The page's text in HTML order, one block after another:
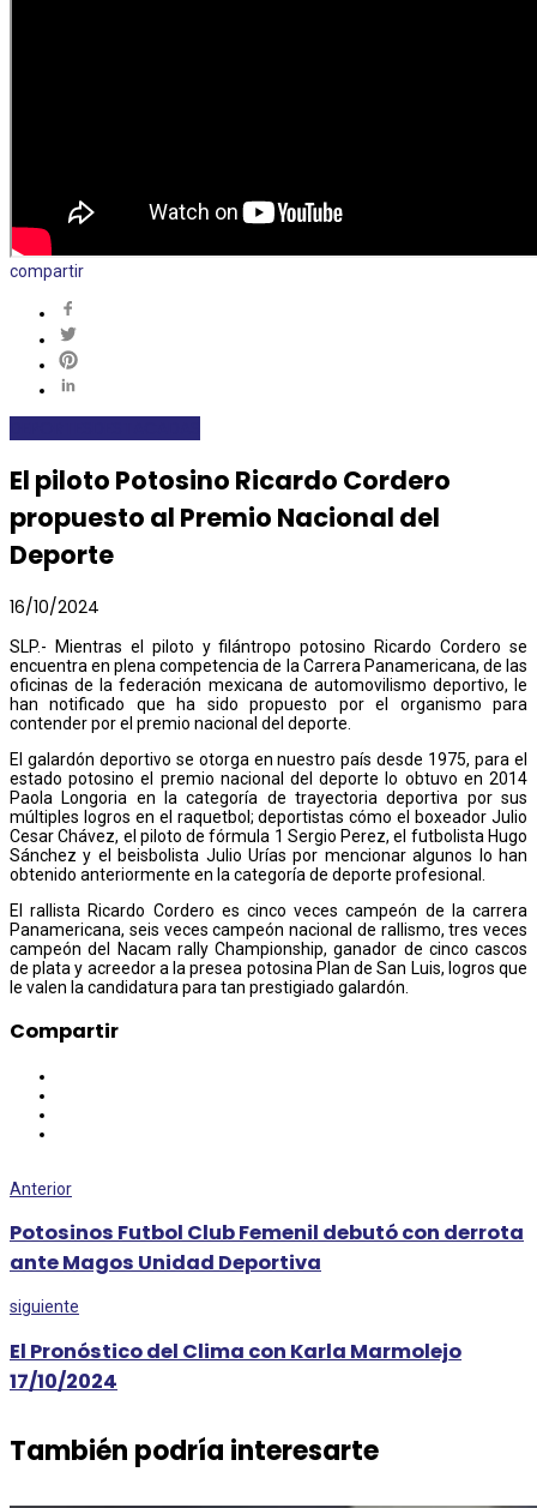
compartir
El piloto Potosino Ricardo Cordero
propuesto al Premio Nacional del
Deporte
16/10/2024
SLP.- Mientras el piloto y filántropo potosino Ricardo Cordero se
encuentra en plena competencia de la Carrera Panamericana, de las
oficinas de la federación mexicana de automovilismo deportivo, le
han notificado que ha sido propuesto por el organismo para
contender por el premio nacional del deporte.
El galardón deportivo se otorga en nuestro país desde 1975, para el
estado potosino el premio nacional del deporte lo obtuvo en 2014
Paola Longoria en la categoría de trayectoria deportiva por sus
múltiples logros en el raquetbol; deportistas cómo el boxeador Julio
Cesar Chávez, el piloto de fórmula 1 Sergio Perez, el futbolista Hugo
Sánchez y el beisbolista Julio Urías por mencionar algunos lo han
obtenido anteriormente en la categoría de deporte profesional.
El rallista Ricardo Cordero es cinco veces campeón de la carrera
Panamericana, seis veces campeón nacional de rallismo, tres veces
campeón del Nacam rally Championship, ganador de cinco cascos
de plata y acreedor a la presea potosina Plan de San Luis, logros que
le valen la candidatura para tan prestigiado galardón.
Compartir
Anterior
Potosinos Futbol Club Femenil debutó con derrota
ante Magos Unidad Deportiva
siguiente
El Pronóstico del Clima con Karla Marmolejo
17/10/2024
También podría interesarte